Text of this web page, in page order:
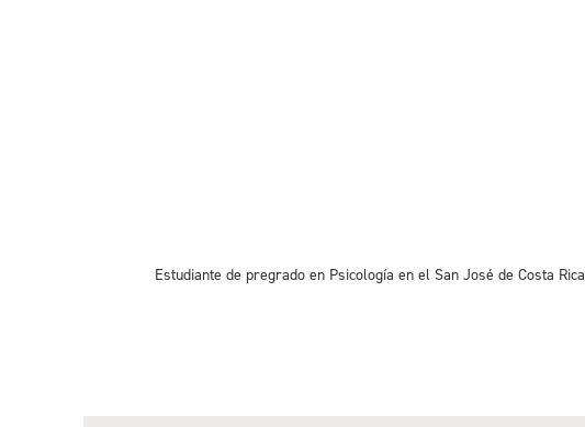
Estudiante de pregrado en Psicología en el San José de Costa Rica